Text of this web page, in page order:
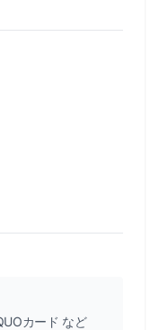
カード など